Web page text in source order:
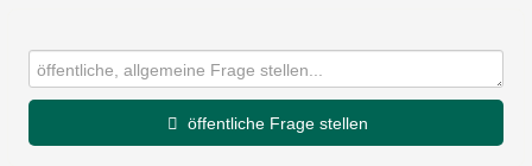
öffentliche Frage stellen